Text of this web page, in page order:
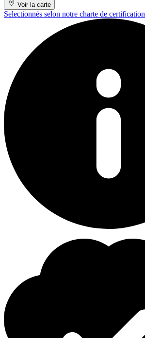
Voir la carte
Selectionnés selon notre charte de certification